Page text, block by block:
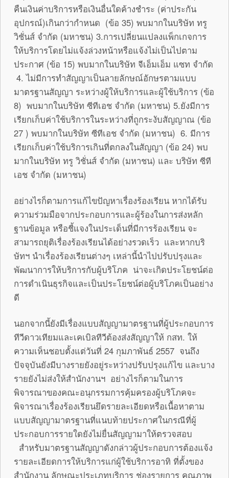
คืนเงินค่าบริการหรือเงินอื่นใดค้างชำระ (ค่าประกัน
อุปกรณ์)เกินกว่ากำหนด (ข้อ 35) พบมากในบริษัท ทรู
วิชั่นส์ จำกัด (มหาชน) 3.การเปลี่ยนแปลงแพ็กเกจการ
ให้บริการโดยไม่แจ้งล่วงหน้าหรือแจ้งไม่เป็นไปตาม
ประกาศ (ข้อ 15) พบมากในบริษัท จีเอ็มเอ็ม แซท จำกัด
4. ไม่มีการทำสัญญาเป็นลายลักษณ์อักษรตามแบบ
มาตรฐานสัญญา ระหว่างผู้ให้บริการและผู้ใช้บริการ (ข้อ
8) พบมากในบริษัท ซีทีเอช จำกัด (มหาชน) 5.ยังมีการ
เรียกเก็บค่าใช้บริการในระหว่างที่ถูกระงับสัญญาณ (ข้อ
27 ) พบมากในบริษัท ซีทีเอช จำกัด (มหาชน) 6. มีการ
เรียกเก็บค่าใช้บริการเกินที่ตกลงในสัญญา (ข้อ 24) พบ
มากในบริษัท ทรู วิชั่นส์ จำกัด (มหาชน) และ บริษัท ซีที
เอช จำกัด (มหาชน)
อย่างไรก็ตามการแก้ไขปัญหาเรื่องร้องเรียน หากได้รับ
ความร่วมมือจากประกอบการและผู้ร้องในการส่งหลัก
ฐานข้อมูล หรือชี้แจงในประเด็นที่มีการร้องเรียน จะ
สามารถยุติเรื่องร้องเรียนได้อย่างรวดเร็ว และหากบริ
ษัทฯ นำเรื่องร้องเรียนต่างๆ เหล่านี้นำไปปรับปรุงและ
พัฒนาการให้บริการกับผู้บริโภค น่าจะเกิดประโยชน์ต่อ
การดำเนินธุรกิจและเป็นประโยชน์ต่อผู้บริโภคเป็นอย่าง
ดี
นอกจากนี้ยังมีเรื่องแบบสัญญามาตรฐานที่ผู้ประกอบการ
ทีวีดาวเทียมและเคเบิลทีวีต้องส่งสัญญาให้ กสท. ให้
ความเห็นชอบตั้งแต่วันที่ 24 กุมภาพันธ์ 2557 จนถึง
ปัจจุบันยังมีบางรายยังอยู่ระหว่างปรับปรุงแก้ไข และบาง
รายยังไม่ส่งให้สำนักงานฯ อย่างไรก็ตามในการ
พิจารณาของคณะอนุกรรมการคุ้มครองผู้บริโภคจะ
พิจารณาเรื่องร้องเรียนยึดรายละเอียดหรือเนื้อหาตาม
แบบสัญญามาตรฐานที่แนบท้ายประกาศในกรณีที่ผู้
ประกอบการรายใดยังไม่ยื่นสัญญามาให้ตรวจสอบ
สำหรับมาตรฐานสัญญาดังกล่าวผู้ประกอบการต้องแจ้ง
รายละเอียดการให้บริการแก่ผู้ใช้บริการอาทิ ที่ตั้งของ
สำนักงาน ลักษณะประเภทบริการ ช่องรายการ คุณภาพ